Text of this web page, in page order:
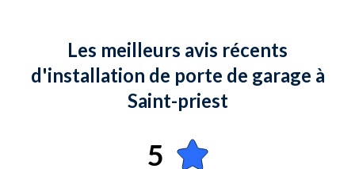
l'enlèvement de la porte de garage basculante, la
motorisation sera enlevée par mes soins La prestation
comprend la dépose et l'installation de la nouvelle porte plus
ma motorisation,et l'évacuation de l'ancienne. Tarif en
Les meilleurs avis récents
d'installation de porte de garage à
Saint-priest
5